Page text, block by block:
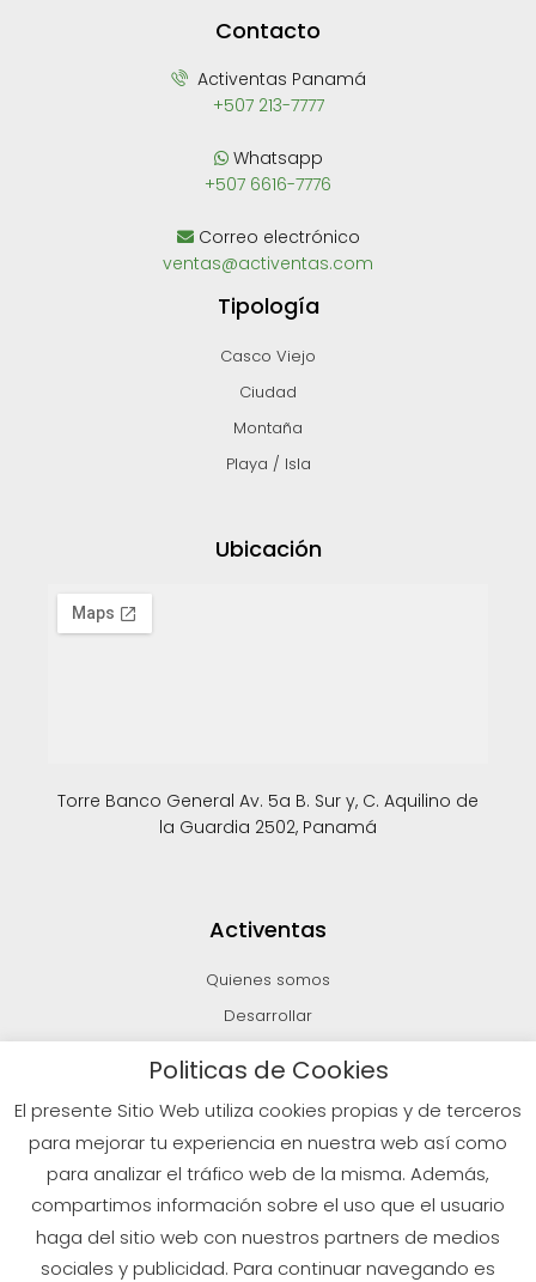
Contacto
Activentas Panamá
+507 213-7777
Whatsapp
+507 6616-7776
Correo electrónico
ventas@activentas.com
Tipología
Casco Viejo
Ciudad
Montaña
Playa / Isla
Ubicación
Torre Banco General Av. 5a B. Sur y, C. Aquilino de
la Guardia 2502, Panamá
Activentas
Quienes somos
Desarrollar
Blog
Políticas de PrivacidadAviso LegalPolítica de Cookies
Politicas de Cookies
El presente Sitio Web utiliza cookies propias y de terceros
para mejorar tu experiencia en nuestra web así como
para analizar el tráfico web de la misma. Además,
compartimos información sobre el uso que el usuario
haga del sitio web con nuestros partners de medios
sociales y publicidad. Para continuar navegando es